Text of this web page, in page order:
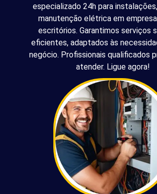
especializado 24h para
manutenção elétrica em
escritórios. Garantimos serviços
eficientes, adaptados às
negócio. Profissionais qualificados
atender. Ligue agora!